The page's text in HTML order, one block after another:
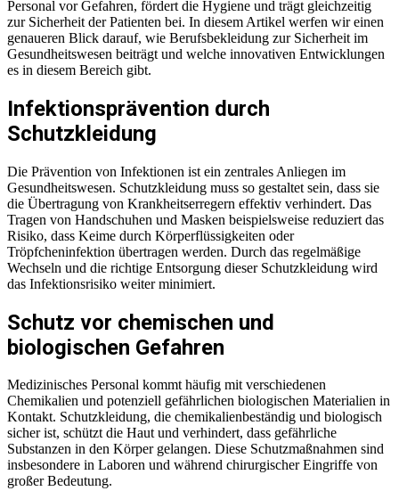
Personal vor Gefahren, fördert die Hygiene und trägt gleichzeitig
zur Sicherheit der Patienten bei. In diesem Artikel werfen wir einen
genaueren Blick darauf, wie Berufsbekleidung zur Sicherheit im
Gesundheitswesen beiträgt und welche innovativen Entwicklungen
es in diesem Bereich gibt.
Infektionsprävention durch
Schutzkleidung
Die Prävention von Infektionen ist ein zentrales Anliegen im
Gesundheitswesen. Schutzkleidung muss so gestaltet sein, dass sie
die Übertragung von Krankheitserregern effektiv verhindert. Das
Tragen von Handschuhen und Masken beispielsweise reduziert das
Risiko, dass Keime durch Körperflüssigkeiten oder
Tröpfcheninfektion übertragen werden. Durch das regelmäßige
Wechseln und die richtige Entsorgung dieser Schutzkleidung wird
das Infektionsrisiko weiter minimiert.
Schutz vor chemischen und
biologischen Gefahren
Medizinisches Personal kommt häufig mit verschiedenen
Chemikalien und potenziell gefährlichen biologischen Materialien in
Kontakt. Schutzkleidung, die chemikalienbeständig und biologisch
sicher ist, schützt die Haut und verhindert, dass gefährliche
Substanzen in den Körper gelangen. Diese Schutzmaßnahmen sind
insbesondere in Laboren und während chirurgischer Eingriffe von
großer Bedeutung.